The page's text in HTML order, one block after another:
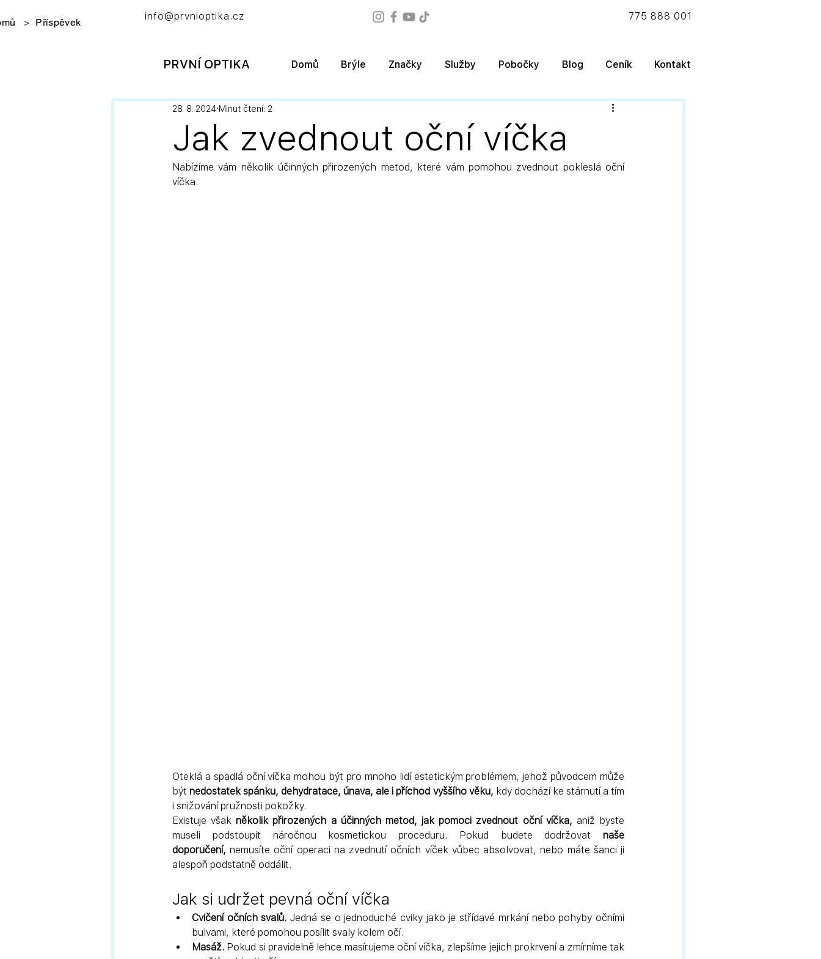
> Příspěvek info@prvnioptika.cz 775 888 001
PRVNÍ OPTIKA Domů Brýle Značky Služby Pobočky Blog Ceník Kontakt
Jak zvednout oční víčka
28. 8. 2024 Minut čtení: 2
Nabízíme vám několik účinných přirozených metod, které vám pomohou zvednout pokleslá oční
víčka.
Oteklá a spadlá oční víčka mohou být pro mnoho lidí estetickým problémem, jehož původcem může
být nedostatek spánku, dehydratace, únava, ale i příchod vyššího věku, kdy dochází ke stárnutí a tím
i snižování pružnosti pokožky.
Existuje však několik přirozených a účinných metod, jak pomoci zvednout oční víčka, aniž byste
museli podstoupit náročnou kosmetickou proceduru. Pokud budete dodržovat naše
doporučení, nemusíte oční operaci na zvednutí očních víček vůbec absolvovat, nebo máte šanci ji
alespoň podstatně oddálit.
Jak si udržet pevná oční víčka
Cvičení očních svalů. Jedná se o jednoduché cviky jako je střídavé mrkání nebo pohyby očními
bulvami, které pomohou posílit svaly kolem očí.
Masáž. Pokud si pravidelně lehce masírujeme oční víčka, zlepšíme jejich prokrvení a zmírníme tak